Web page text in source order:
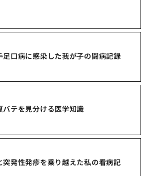
足口病に感染した我が子の闘病記録
バテを見分ける医学知識
突発性発疹を乗り越えた私の看病記